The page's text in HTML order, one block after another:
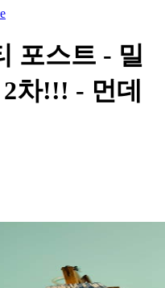
포스트 - 밀
차!!! - 먼데